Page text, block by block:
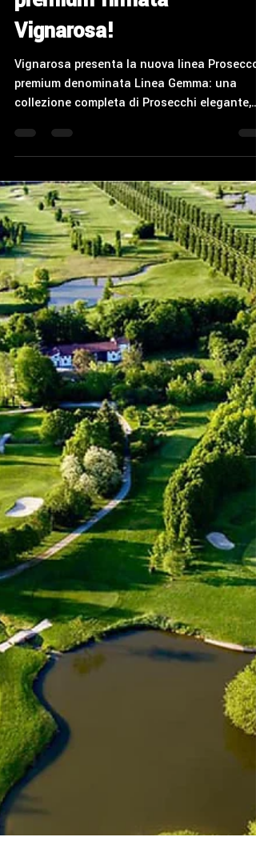
Nasce la Linea Gemma, la
nuova collezione Prosecco
premium firmata
Vignarosa!
collezione completa di Prosecchi elegante,
glamour e raffinata, che debutta con
Prosecco DOC Treviso Extra Dry, Prosecco
Treviso Brut e Prosecco Superiore DOCG
Valdobbiadene Brut.